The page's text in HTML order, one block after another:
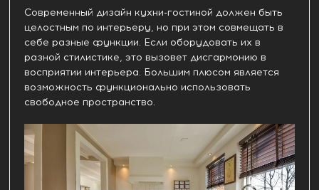
Современный дизайн кухни-гостиной должен быть
целостным по интерьеру, но при этом совмещать в
себе разные функции. Если оборудовать их в
разной стилистике, это вызовет дисгармонию в
восприятии интерьера. Большим плюсом является
возможность функционально использовать
свободное пространство.